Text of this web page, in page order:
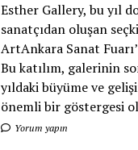
Esther Gallery, bu yıl
sanatçıdan oluşan
ArtAnkara Sanat
Bu katılım, galerinin
yıldaki büyüme ve
önemli bir göstergesi
Yorum yapın